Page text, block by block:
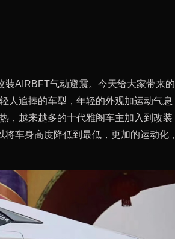
装AIRBFT气动避震。今天给大家带来的
人追捧的车型，年轻的外观加运动气息
，越来越多的十代雅阁车主加入到改装
车身高度降低到最低，更加的运动化，